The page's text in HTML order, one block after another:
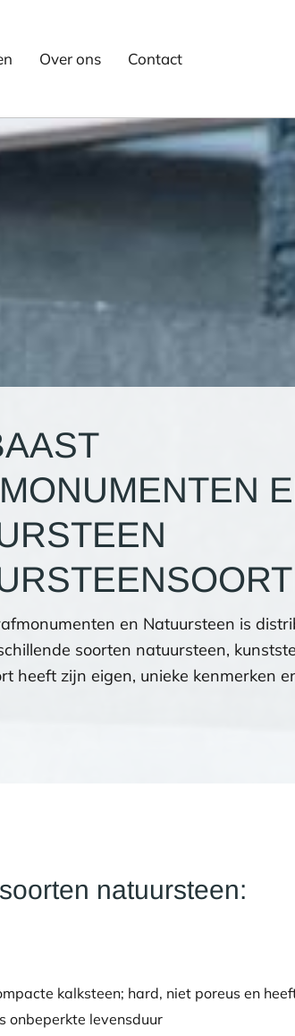
Over ons Contact
en Natuursteen is
soorten natuursteen,
heeft zijn eigen, unieke kenmerken
natuursteen:
kalksteen; hard, niet poreus en
onbeperkte levensduur